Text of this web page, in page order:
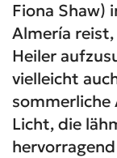
Fiona Shaw)
Almería
Heiler
vielleicht
sommerliche
Licht, die